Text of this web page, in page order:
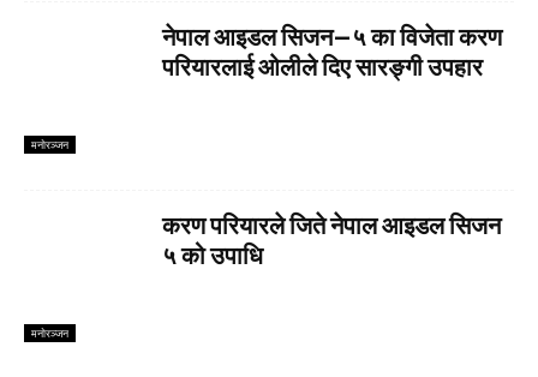
मनाेरञ्जन
नेपाल आइडल सिजन–५ का विजेता करण
परियारलाई ओलीले दिए सारङ्गी उपहार
मनाेरञ्जन
करण परियारले जिते नेपाल आइडल सिजन
५ को उपाधि